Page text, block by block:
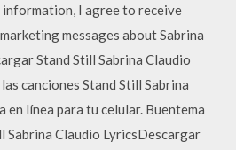
I agree to receive
messages about Sabrina
Stand Still Sabrina Claudio
canciones Stand Still Sabrina
en línea para tu celular. Buentema
Sabrina Claudio LyricsDescargar